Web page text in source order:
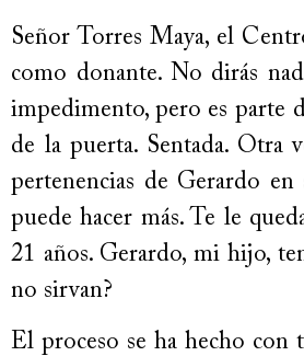
Señor Torres Maya, el
como donante. No dirás
impedimento, pero es parte
de la puerta. Sentada. Otra
pertenencias de Gerardo
puede hacer más. Te le
21 años. Gerardo, mi hijo,
no sirvan?
El proceso se ha hecho con